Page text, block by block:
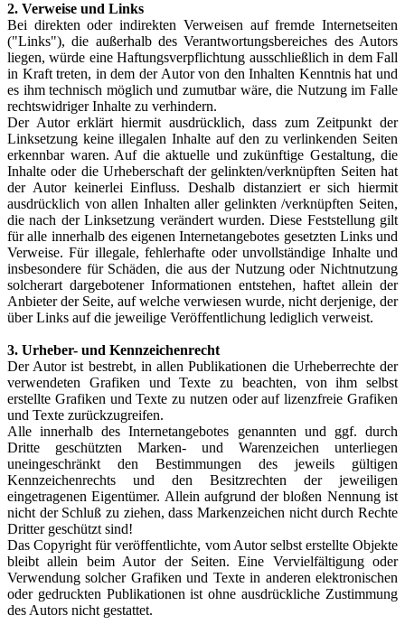
2. Verweise und Links
Bei direkten oder indirekten Verweisen auf fremde Internetseiten
("Links"), die außerhalb des Verantwortungsbereiches des Autors
liegen, würde eine Haftungsverpflichtung ausschließlich in dem Fall
in Kraft treten, in dem der Autor von den Inhalten Kenntnis hat und
es ihm technisch möglich und zumutbar wäre, die Nutzung im Falle
rechtswidriger Inhalte zu verhindern.
Der Autor erklärt hiermit ausdrücklich, dass zum Zeitpunkt der
Linksetzung keine illegalen Inhalte auf den zu verlinkenden Seiten
erkennbar waren. Auf die aktuelle und zukünftige Gestaltung, die
Inhalte oder die Urheberschaft der gelinkten/verknüpften Seiten hat
der Autor keinerlei Einfluss. Deshalb distanziert er sich hiermit
ausdrücklich von allen Inhalten aller gelinkten /verknüpften Seiten,
die nach der Linksetzung verändert wurden. Diese Feststellung gilt
für alle innerhalb des eigenen Internetangebotes gesetzten Links und
Verweise. Für illegale, fehlerhafte oder unvollständige Inhalte und
insbesondere für Schäden, die aus der Nutzung oder Nichtnutzung
solcherart dargebotener Informationen entstehen, haftet allein der
Anbieter der Seite, auf welche verwiesen wurde, nicht derjenige, der
über Links auf die jeweilige Veröffentlichung lediglich verweist.
3. Urheber- und Kennzeichenrecht
Der Autor ist bestrebt, in allen Publikationen die Urheberrechte der
verwendeten Grafiken und Texte zu beachten, von ihm selbst
erstellte Grafiken und Texte zu nutzen oder auf lizenzfreie Grafiken
und Texte zurückzugreifen.
Alle innerhalb des Internetangebotes genannten und ggf. durch
Dritte geschützten Marken- und Warenzeichen unterliegen
uneingeschränkt den Bestimmungen des jeweils gültigen
Kennzeichenrechts und den Besitzrechten der jeweiligen
eingetragenen Eigentümer. Allein aufgrund der bloßen Nennung ist
nicht der Schluß zu ziehen, dass Markenzeichen nicht durch Rechte
Dritter geschützt sind!
Das Copyright für veröffentlichte, vom Autor selbst erstellte Objekte
bleibt allein beim Autor der Seiten. Eine Vervielfältigung oder
Verwendung solcher Grafiken und Texte in anderen elektronischen
oder gedruckten Publikationen ist ohne ausdrückliche Zustimmung
des Autors nicht gestattet.